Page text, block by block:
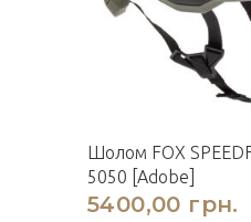
Шолом FOX
5050 [Adobe]
5400,00 грн.